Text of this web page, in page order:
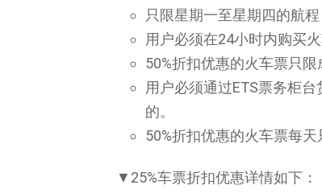
只限星期一至星期四的航
用户必须在24小时内购买
50%折扣优惠的火车票只限
用户必须通过ETS票务柜
的。
50%折扣优惠的火车票每天
▼25%车票折扣优惠详情如下：